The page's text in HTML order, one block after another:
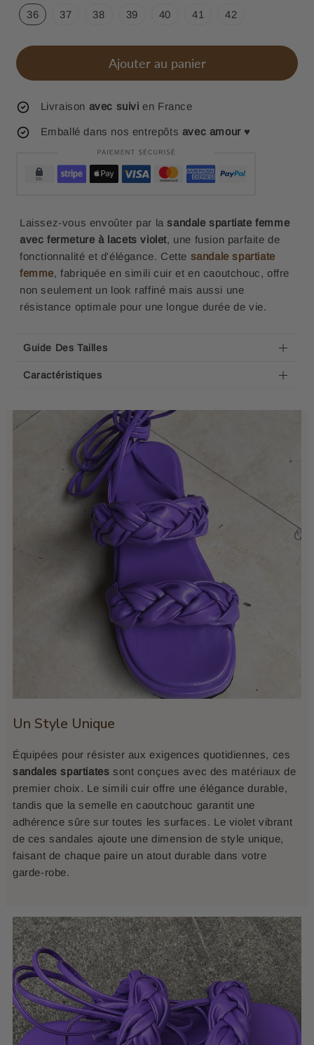
36 37 38 39 40 41 42
Ajouter au panier
Livraison avec suivi en France
Emballé dans nos entrepôts avec amour ♥
Laissez-vous envoûter par lasandale spartiate femme
avec fermeture à lacets violet, une fusion parfaite de
fonctionnalité et d'élégance. Cette sandale spartiate
femme, fabriquée en simili cuir et en caoutchouc, offre
non seulement un look raffiné mais aussi une
résistance optimale pour une longue durée de vie.
Guide Des Tailles
Caractéristiques
Un Style Unique
Équipées pour résister aux exigences quotidiennes, ces
sandales spartiates sont conçues avec des matériaux de
premier choix. Le simili cuir offre une élégance durable,
tandis que la semelle en caoutchouc garantit une
adhérence sûre sur toutes les surfaces. Le violet vibrant
de ces sandales ajoute une dimension de style unique,
faisant de chaque paire un atout durable dans votre
garde-robe.